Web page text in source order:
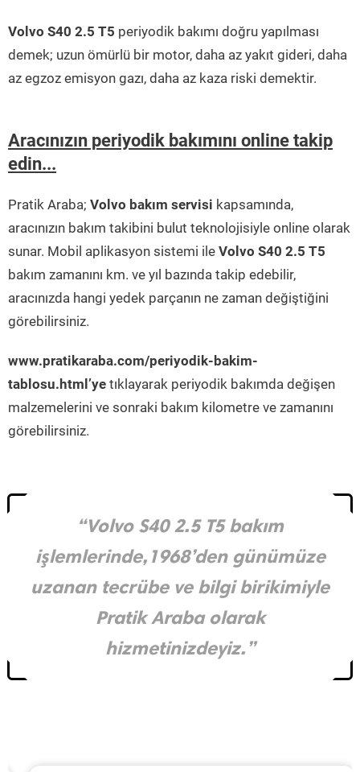
Volvo S40 2.5 T5 periyodik bakımı doğru yapılması
demek; uzun ömürlü bir motor, daha az yakıt gideri, daha
az egzoz emisyon gazı, daha az kaza riski demektir.
Aracınızın periyodik bakımını online takip
edin...
Pratik Araba; Volvo bakım servisi kapsamında,
aracınızın bakım takibini bulut teknolojisiyle online olarak
sunar. Mobil aplikasyon sistemi ile Volvo S40 2.5 T5
bakım zamanını km. ve yıl bazında takip edebilir,
aracınızda hangi yedek parçanın ne zaman değiştiğini
görebilirsiniz.
www.pratikaraba.com/periyodik-bakim-
tablosu.html’ye tıklayarak periyodik bakımda değişen
malzemelerini ve sonraki bakım kilometre ve zamanını
görebilirsiniz.
“Volvo S40 2.5 T5 bakım
işlemlerinde,1968’den günümüze
uzanan tecrübe ve bilgi birikimiyle
Pratik Araba olarak
hizmetinizdeyiz.”